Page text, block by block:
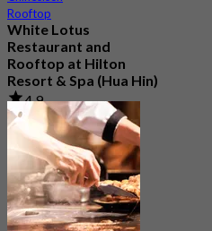
Rooftop
White Lotus
Restaurant and
Rooftop at Hilton
Resort & Spa (Hua Hin)
4.9
3.3K Gebucht
Aus
฿ 700